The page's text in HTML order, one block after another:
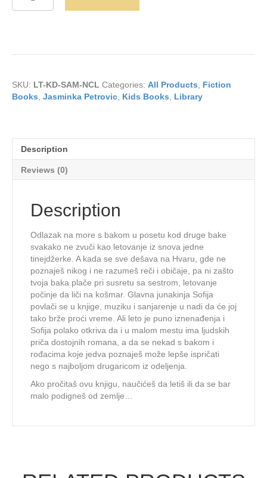
Sam
Petrovic
quantity
SKU: LT-KD-SAM-NCL Categories: All Products, Fiction
Books, Jasminka Petrovic, Kids Books, Library
Description
Reviews (0)
Description
Odlazak na more s bakom u posetu kod druge bake
svakako ne zvuči kao letovanje iz snova jedne
tinejdžerke. A kada se sve dešava na Hvaru, gde ne
poznaješ nikog i ne razumeš reči i običaje, pa ni zašto
tvoja baka plače pri susretu sa sestrom, letovanje
počinje da liči na košmar. Glavna junakinja Sofija
povlači se u knjige, muziku i sanjarenje u nadi da će joj
tako brže proći vreme. Ali leto je puno iznenađenja i
Sofija polako otkriva da i u malom mestu ima ljudskih
priča dostojnih romana, a da se nekad s bakom i
rođacima koje jedva poznaješ može lepše ispričati
nego s najboljom drugaricom iz odeljenja.
Ako pročitaš ovu knjigu, naučićeš da letiš ili da se bar
malo podigneš od zemlje…